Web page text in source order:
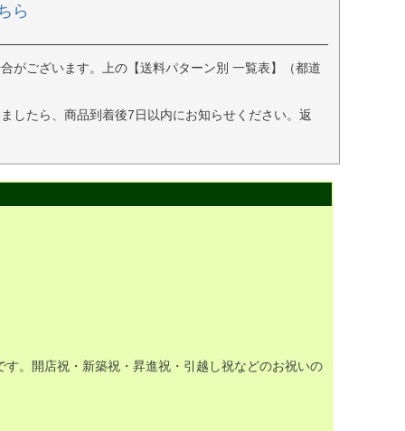
ら
がございます。上の【送料パターン別 一覧表】（都道
したら、商品到着後7日以内にお知らせください。返
。開店祝・新築祝・昇進祝・引越し祝などのお祝いの